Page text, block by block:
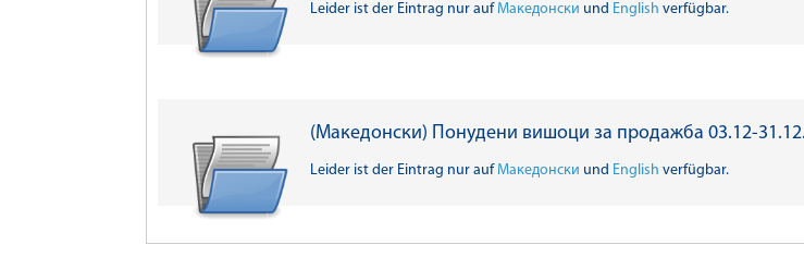
Leider ist der Eintrag nur aufМакедонски und English verfügbar.
(Македонски) Понудени вишоци за продажба 03.12-
Leider ist der Eintrag nur aufМакедонски und English verfügbar.